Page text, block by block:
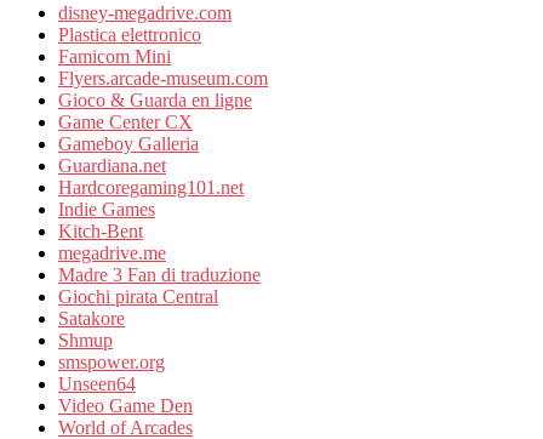
disney-megadrive.com
Plastica elettronico
Famicom Mini
Flyers.arcade-museum.com
Gioco & Guarda en ligne
Game Center CX
Gameboy Galleria
Guardiana.net
Hardcoregaming101.net
Indie Games
Kitch-Bent
megadrive.me
Madre 3 Fan di traduzione
Giochi pirata Central
Satakore
Shmup
smspower.org
Unseen64
Video Game Den
World of Arcades